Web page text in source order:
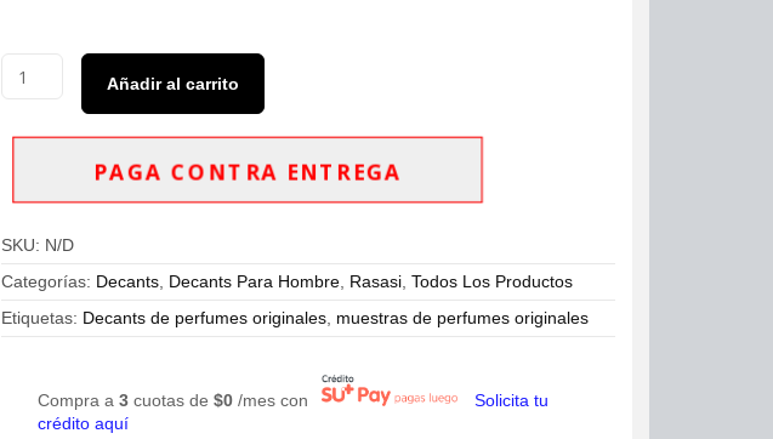
Rasasi
Ice
Parfum
cantidad
Añadir al carrito
PAGA CONTRA ENTREGA
SKU: N/D
Categorías: Decants Decants Para Hombre Rasasi ,Todos Los Productos
Etiquetas: Decants de perfumes originales muestras de perfumes originales
Compra a3 cuotas de$0 /mes con
Solicita tu
crédito aquí